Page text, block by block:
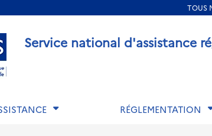
Aller au pied de page
Service national d'assistance
RÉGLEMENTATION